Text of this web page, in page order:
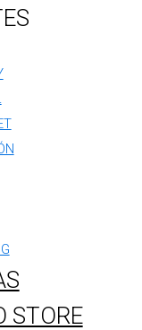
STORE
Argentino fue
histórico al
nueva etapa de la Liga